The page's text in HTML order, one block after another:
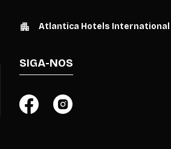
Atlantica Hotels International
SIGA-NOS